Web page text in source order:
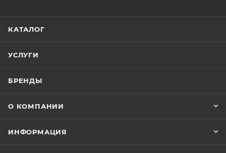
КАТАЛОГ
УСЛУГИ
БРЕНДЫ
О КОМПАНИИ
ИНФОРМАЦИЯ